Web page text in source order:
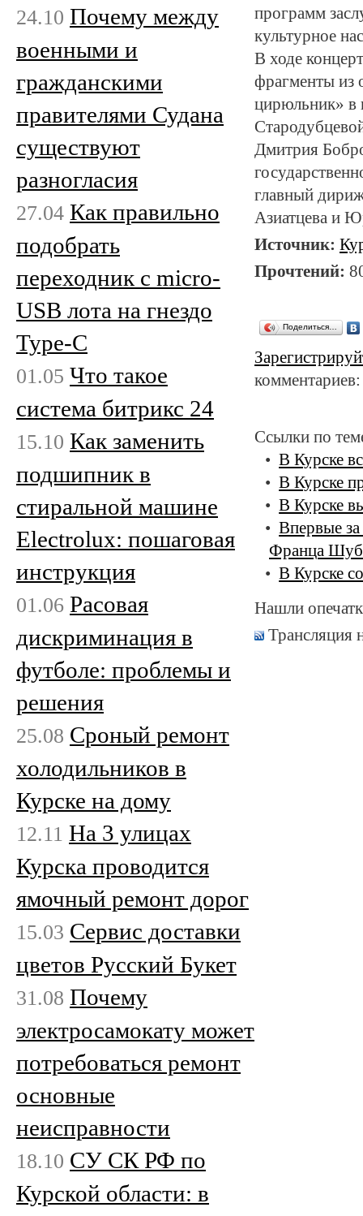
программ
культурное
В ходе
фрагменты из
цирюльник» в
Дмитрия
главный
Азиатцева и
Источник:
Прочтений:
Поделиться…
Ссылки по
В Курске
В Курске
В Курске
Впервые
Франца
В Курске
Нашли
Трансляция
24.10 Почему между
военными и
гражданскими
правителями Судана
существуют
разногласия
27.04 Как правильно
подобрать
переходник с micro-
USB лота на гнездо
Type-C
01.05 Что такое
система битрикс 24
15.10 Как заменить
подшипник в
стиральной машине
Electrolux: пошаговая
инструкция
01.06 Расовая
дискриминация в
футболе: проблемы и
решения
25.08 Сроный ремонт
холодильников в
Курске на дому
12.11 На 3 улицах
Курска проводится
ямочный ремонт дорог
15.03 Сервис доставки
цветов Русский Букет
31.08 Почему
электросамокату может
потребоваться ремонт
основные
неисправности
18.10 СУ СК РФ по
Курской области: в